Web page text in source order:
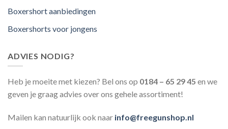
Boxershort aanbiedingen
Boxershorts voor jongens
ADVIES NODIG?
Heb je moeite met kiezen? Bel ons op 0184 – 65 29 45 en we
geven je graag advies over ons gehele assortiment!
Mailen kan natuurlijk ook naar info@freegunshop.nl